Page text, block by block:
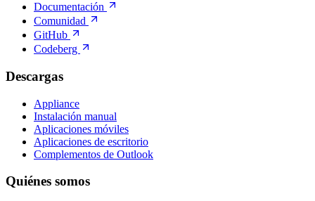
Documentación
Comunidad
GitHub
Codeberg
Descargas
Appliance
Instalación manual
Aplicaciones móviles
Aplicaciones de escritorio
Complementos de Outlook
Quiénes somos